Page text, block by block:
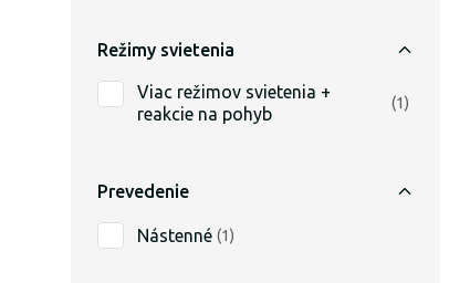
Režimy svietenia
Viac režimov svietenia +
reakcie na pohyb
(1)
Prevedenie
Nástenné (1)